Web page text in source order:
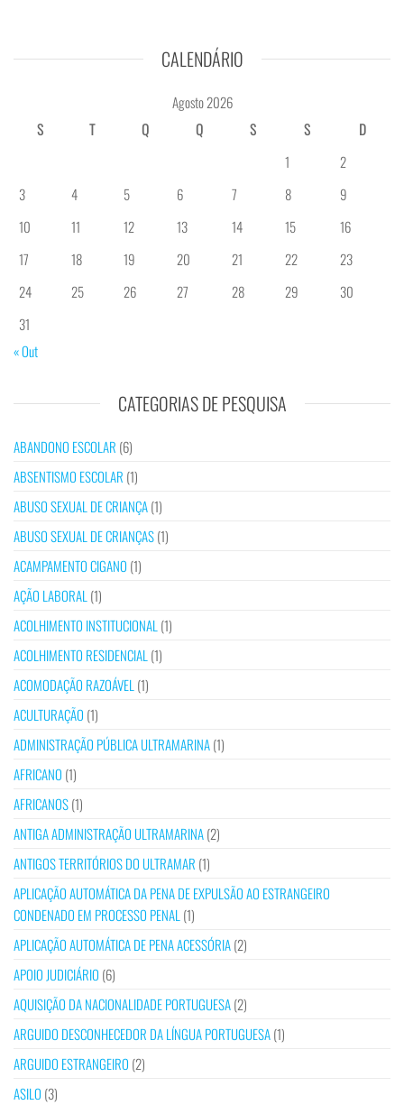
CALENDÁRIO
Agosto 2026
S
T Q Q S S
D
1
2
3
4 5 6 7 8
9
10
11 12 13 14 15
16
17
18 19 20 21 22
23
24
25 26 27 28 29
30
31
« Out
CATEGORIAS DE PESQUISA
ABANDONO ESCOLAR (6)
ABSENTISMO ESCOLAR (1)
ABUSO SEXUAL DE CRIANÇA(1)
ABUSO SEXUAL DE CRIANÇAS(1)
ACAMPAMENTO CIGANO (1)
AÇÃO LABORAL (1)
ACOLHIMENTO INSTITUCIONAL (1)
ACOLHIMENTO RESIDENCIAL (1)
ACOMODAÇÃO RAZOÁVEL (1)
ACULTURAÇÃO (1)
ADMINISTRAÇÃO PÚBLICA ULTRAMARINA(1)
AFRICANO (1)
AFRICANOS(1)
ANTIGA ADMINISTRAÇÃO ULTRAMARINA(2)
ANTIGOS TERRITÓRIOS DO ULTRAMAR (1)
APLICAÇÃO AUTOMÁTICA DA PENA DE EXPULSÃO AO ESTRANGEIRO
CONDENADO EM PROCESSO PENAL (1)
APLICAÇÃO AUTOMÁTICA DE PENA ACESSÓRIA(2)
APOIO JUDICIÁRIO (6)
AQUISIÇÃO DA NACIONALIDADE PORTUGUESA(2)
ARGUIDO DESCONHECEDOR DA LÍNGUA PORTUGUESA(1)
ARGUIDO ESTRANGEIRO (2)
ASILO (3)